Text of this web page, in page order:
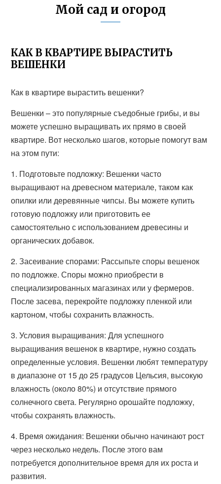
Мой сад и огород
КАК В КВАРТИРЕ ВЫРАСТИТЬ
ВЕШЕНКИ
Как в квартире вырастить вешенки?
Вешенки – это популярные съедобные грибы, и вы
можете успешно выращивать их прямо в своей
квартире. Вот несколько шагов, которые помогут вам
на этом пути:
1. Подготовьте подложку: Вешенки часто
выращивают на древесном материале, таком как
опилки или деревянные чипсы. Вы можете купить
готовую подложку или приготовить ее
самостоятельно с использованием древесины и
органических добавок.
2. Засеивание спорами: Рассыпьте споры вешенок
по подложке. Споры можно приобрести в
специализированных магазинах или у фермеров.
После засева, перекройте подложку пленкой или
картоном, чтобы сохранить влажность.
3. Условия выращивания: Для успешного
выращивания вешенок в квартире, нужно создать
определенные условия. Вешенки любят температуру
в диапазоне от 15 до 25 градусов Цельсия, высокую
влажность (около 80%) и отсутствие прямого
солнечного света. Регулярно орошайте подложку,
чтобы сохранять влажность.
4. Время ожидания: Вешенки обычно начинают рост
через несколько недель. После этого вам
потребуется дополнительное время для их роста и
развития.